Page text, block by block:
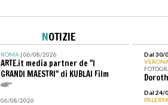
NOTIZIE
ROMA| 06/08/2026
ARTE.it media partner de "I
GRANDI MAESTRI" di KUBLAI Film
06/08/2026
Dal 30/
Dal 24/